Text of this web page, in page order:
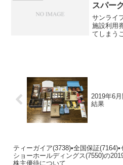
スパー
サンライ
施設利用
てしまう
2019年6
結果
ティーガイア(3738)•全国保証(7164)•
ショーホールディングス(7550)の
株主優待について